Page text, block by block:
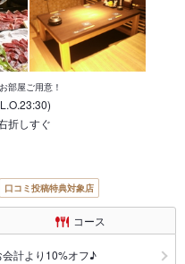
部屋ご用意！
折しすぐ
口コミ投稿特典対象店
コース
会計より10%オフ♪